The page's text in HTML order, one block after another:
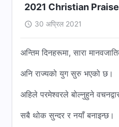
2021 Christian Praise
30 अप्रिल 2021
अन्तिम दिनहरूमा, सारा
अनि राज्यको युग सुरु भएको छ।
अहिले परमेश्‍वरले बोल्नुहुने
सबै थोक सुन्दर र नयाँ बनाइन्छ।